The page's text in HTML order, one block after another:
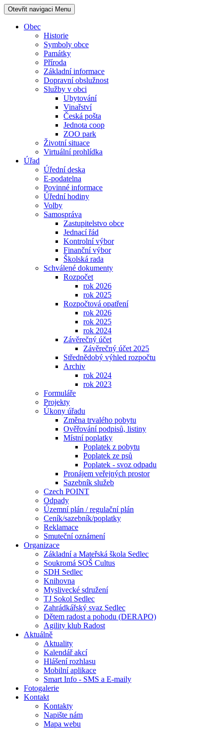
Otevřit navigaci Menu
Obec
Historie
Symboly obce
Památky
Příroda
Základní informace
Dopravní obslužnost
Služby v obci
Ubytování
Vinařství
Česká pošta
Jednota coop
ZOO park
Životní situace
Virtuální prohlídka
Úřad
Úřední deska
E-podatelna
Povinné informace
Úřední hodiny
Volby
Samospráva
Zastupitelstvo obce
Jednací řád
Kontrolní výbor
Finanční výbor
Školská rada
Schválené dokumenty
Rozpočet
rok 2026
rok 2025
Rozpočtová opatření
rok 2026
rok 2025
rok 2024
Závěrečný účet
Závěrečný účet 2025
Střednědobý výhled rozpočtu
Archiv
rok 2024
rok 2023
Formuláře
Projekty
Úkony úřadu
Změna trvalého pobytu
Ověřování podpisů, listiny
Místní poplatky
Poplatek z pobytu
Poplatek ze psů
Poplatek - svoz odpadu
Pronájem veřejných prostor
Sazebník služeb
Czech POINT
Odpady
Územní plán / regulační plán
Ceník/sazebník/poplatky
Reklamace
Smuteční oznámení
Organizace
Základní a Mateřská škola Sedlec
Soukromá SOŠ Cultus
SDH Sedlec
Knihovna
Myslivecké sdružení
TJ Sokol Sedlec
Zahrádkářský svaz Sedlec
Dětem radost a pohodu (DERAPO)
Agility klub Radost
Aktuálně
Aktuality
Kalendář akcí
Hlášení rozhlasu
Mobilní aplikace
Smart Info - SMS a E-maily
Fotogalerie
Kontakt
Kontakty
Napište nám
Mapa webu